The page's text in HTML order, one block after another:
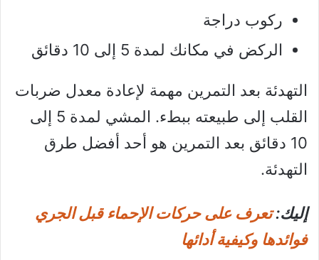
ركوب دراجة
الركض في مكانك لمدة 5 إلى 10 دقائق
التهدئة بعد التمرين مهمة لإعادة معدل ضربات
القلب إلى طبيعته ببطء. المشي لمدة 5 إلى
10 دقائق بعد التمرين هو أحد أفضل طرق
التهدئة.
إليك:تعرف على حركات الإحماء قبل الجري
فوائدها وكيفية أدائها